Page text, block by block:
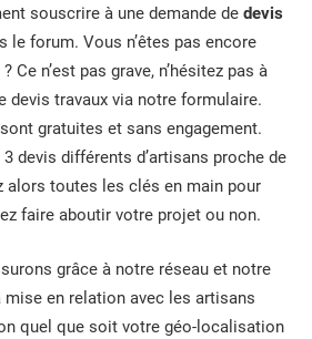
souscrire à une demande de devis
le forum. Vous n’êtes pas encore
Ce n’est pas grave, n’hésitez pas à
devis travaux via notre formulaire.
gratuites et sans engagement.
devis différents d’artisans proche de
alors toutes les clés en main pour
faire aboutir votre projet ou non.
grâce à notre réseau et notre
mise en relation avec les artisans
quel que soit votre géo-localisation